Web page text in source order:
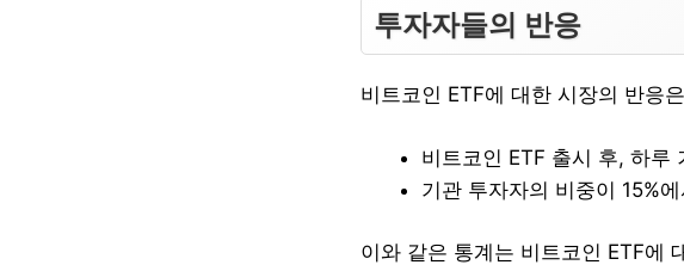
투자자들의 반응
비트코인 ETF에 대한 시장의 반응
비트코인 ETF 출시 후, 하루
기관 투자자의 비중이 15%
이와 같은 통계는 비트코인 ETF에